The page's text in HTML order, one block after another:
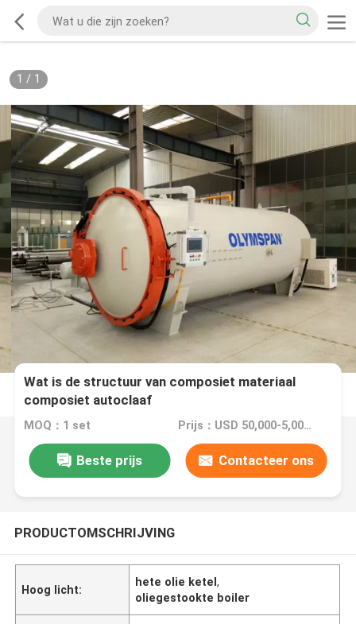
1 / 1
Wat is de structuur van composiet materiaal
composiet autoclaaf
MOQ：1 set Prijs：USD 50,000-5,000,000
Beste prijs Contacteer ons
PRODUCTOMSCHRIJVING
Hoog licht:
hete olie ketel,
oliegestookte boiler